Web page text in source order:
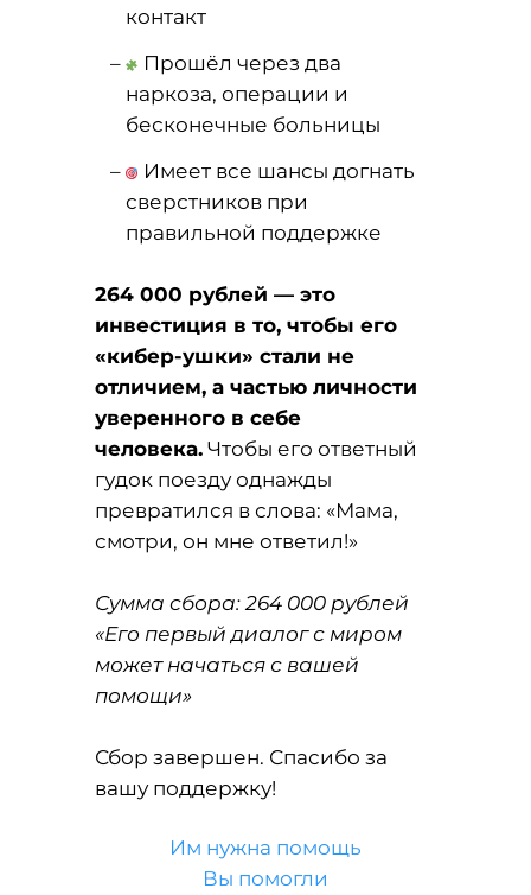
контакт
Прошёл через два
наркоза, операции и
бесконечные больницы
Имеет все шансы догнать
сверстников при
правильной поддержке
264 000 рублей — это
инвестиция в то, чтобы его
«кибер-ушки» стали не
отличием, а частью личности
уверенного в себе
человека. Чтобы его ответный
гудок поезду однажды
превратился в слова: «Мама,
смотри, он мне ответил!»
Сумма сбора: 264 000 рублей
«Его первый диалог с миром
может начаться с вашей
помощи»
Сбор завершен. Спасибо за
вашу поддержку!
Им нужна помощь
Вы помогли